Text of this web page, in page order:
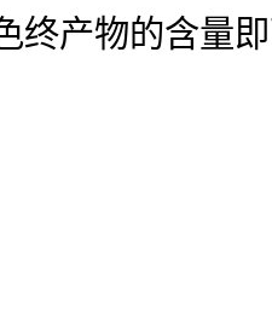
终产物的含量